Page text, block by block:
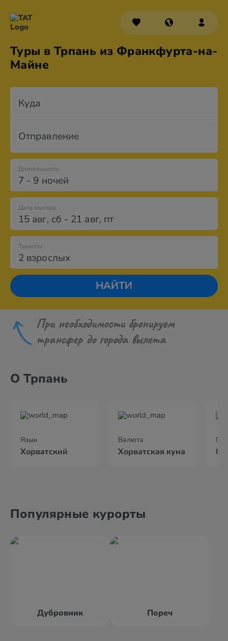
Туры в Трпань из Франкфурта-на-
Майне
Куда
Отправление
7 - 9 ночей
Длительность
Дата выезда
15 авг, сб - 21 авг, пт
2 взрослых
Туристы
НАЙТИ
При необходимости бронируем
трансфер до города вылета
О Трпань
Язык
Хорватский
Валюта
Хорватская куна
Популярные курорты
Дубровник Пореч